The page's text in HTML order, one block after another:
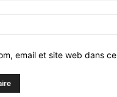
email et site web dans